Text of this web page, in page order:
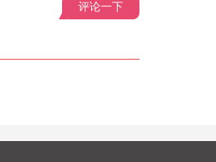
评论一下